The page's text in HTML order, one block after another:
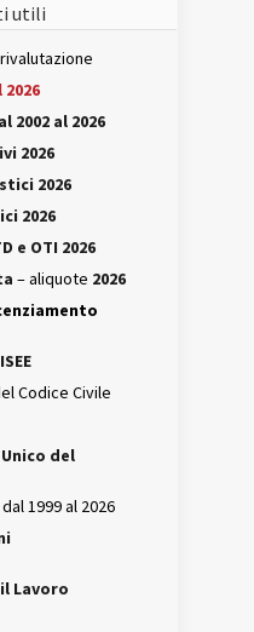
utili
2002 al 2026
2026
2026
2026
e OTI 2026
– aliquote 2026
ISEE
Codice Civile
del
1999 al 2026
Lavoro